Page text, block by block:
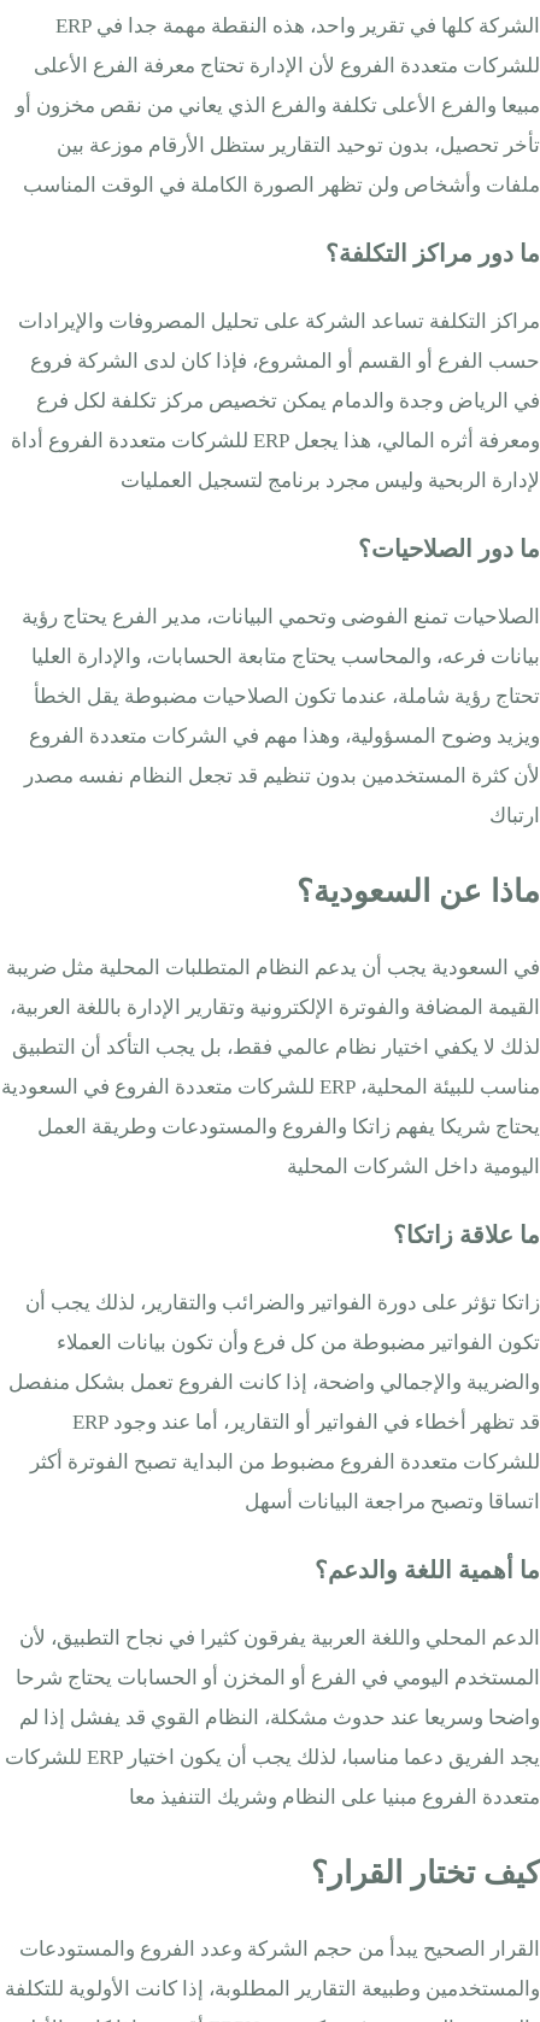
الشركة كلها في تقرير واحد، هذه النقطة مهمة جدا في ERP
للشركات متعددة الفروع لأن الإدارة تحتاج معرفة الفرع الأعلى
مبيعا والفرع الأعلى تكلفة والفرع الذي يعاني من نقص مخزون أو
تأخر تحصيل، بدون توحيد التقارير ستظل الأرقام موزعة بين
ملفات وأشخاص ولن تظهر الصورة الكاملة في الوقت المناسب
ما دور مراكز التكلفة؟
مراكز التكلفة تساعد الشركة على تحليل المصروفات والإيرادات
حسب الفرع أو القسم أو المشروع، فإذا كان لدى الشركة فروع
في الرياض وجدة والدمام يمكن تخصيص مركز تكلفة لكل فرع
ومعرفة أثره المالي، هذا يجعل ERP للشركات متعددة الفروع أداة
لإدارة الربحية وليس مجرد برنامج لتسجيل العمليات
ما دور الصلاحيات؟
الصلاحيات تمنع الفوضى وتحمي البيانات، مدير الفرع يحتاج رؤية
بيانات فرعه، والمحاسب يحتاج متابعة الحسابات، والإدارة العليا
تحتاج رؤية شاملة، عندما تكون الصلاحيات مضبوطة يقل الخطأ
ويزيد وضوح المسؤولية، وهذا مهم في الشركات متعددة الفروع
لأن كثرة المستخدمين بدون تنظيم قد تجعل النظام نفسه مصدر
ارتباك
ماذا عن السعودية؟
في السعودية يجب أن يدعم النظام المتطلبات المحلية مثل ضريبة
القيمة المضافة والفوترة الإلكترونية وتقارير الإدارة باللغة العربية،
لذلك لا يكفي اختيار نظام عالمي فقط، بل يجب التأكد أن التطبيق
مناسب للبيئة المحلية، ERP للشركات متعددة الفروع في السعودية
يحتاج شريكا يفهم زاتكا والفروع والمستودعات وطريقة العمل
اليومية داخل الشركات المحلية
ما علاقة زاتكا؟
زاتكا تؤثر على دورة الفواتير والضرائب والتقارير، لذلك يجب أن
تكون الفواتير مضبوطة من كل فرع وأن تكون بيانات العملاء
والضريبة والإجمالي واضحة، إذا كانت الفروع تعمل بشكل منفصل
قد تظهر أخطاء في الفواتير أو التقارير، أما عند وجود ERP
للشركات متعددة الفروع مضبوط من البداية تصبح الفوترة أكثر
اتساقا وتصبح مراجعة البيانات أسهل
ما أهمية اللغة والدعم؟
الدعم المحلي واللغة العربية يفرقون كثيرا في نجاح التطبيق، لأن
المستخدم اليومي في الفرع أو المخزن أو الحسابات يحتاج شرحا
واضحا وسريعا عند حدوث مشكلة، النظام القوي قد يفشل إذا لم
يجد الفريق دعما مناسبا، لذلك يجب أن يكون اختيار ERP للشركات
متعددة الفروع مبنيا على النظام وشريك التنفيذ معا
كيف تختار القرار؟
القرار الصحيح يبدأ من حجم الشركة وعدد الفروع والمستودعات
والمستخدمين وطبيعة التقارير المطلوبة، إذا كانت الأولوية للتكلفة